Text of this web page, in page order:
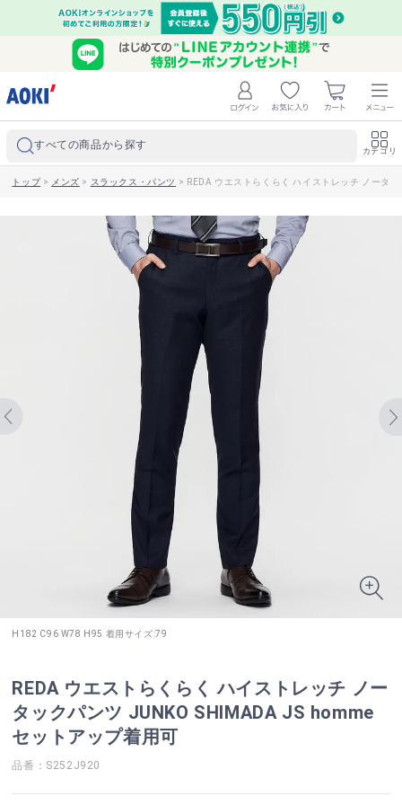
すべての商品から探す カテゴリ
トップ> メンズ > スラックス・パンツ > REDA ウエストらくらく ハイストレッチ ノータ
H182 C96 W78 H95 着用サイズ:79
REDA ウエストらくらく ハイストレッチ ノー
タックパンツ JUNKO SHIMADA JS homme
セットアップ着用可
品番：S252J920